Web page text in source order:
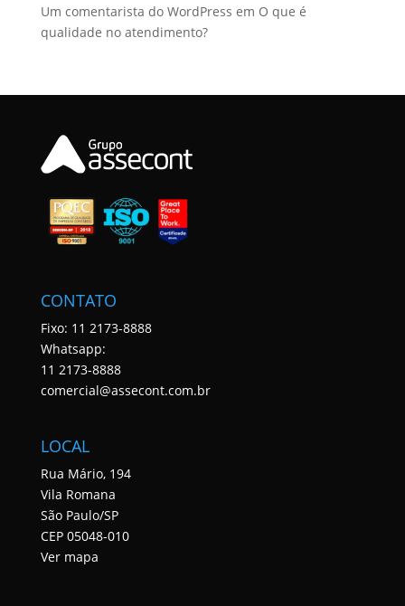
Um comentarista do WordPress em O que é
qualidade no atendimento?
CONTATO
Fixo: 11 2173-8888
Whatsapp:
11 2173-8888
comercial@assecont.com.br
LOCAL
Rua Mário, 194
Vila Romana
São Paulo/SP
CEP 05048-010
Ver mapa